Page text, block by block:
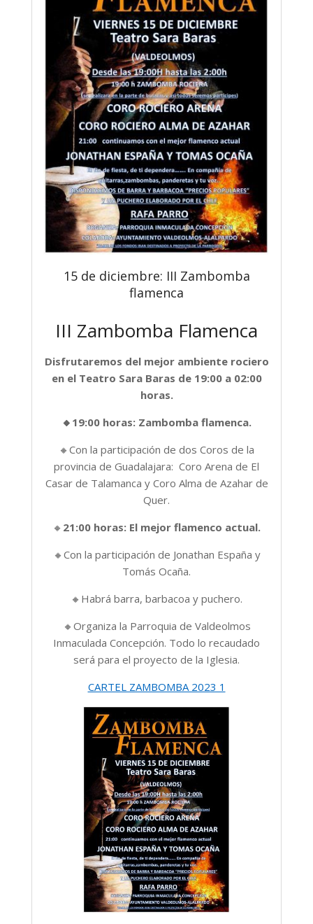
15 de diciembre: III Zambomba
flamenca
III Zambomba Flamenca
Disfrutaremos del mejor ambiente rociero
en el Teatro Sara Baras de 19:00 a 02:00
horas.
🔸19:00 horas: Zambomba flamenca.
🔸Con la participación de dos Coros de la
provincia de Guadalajara: Coro Arena de El
Casar de Talamanca y Coro Alma de Azahar de
Quer.
🔸 21:00 horas: El mejor flamenco actual.
🔸Con la participación de Jonathan España y
Tomás Ocaña.
🔸Habrá barra, barbacoa y puchero.
🔸Organiza la Parroquia de Valdeolmos
Inmaculada Concepción. Todo lo recaudado
será para el proyecto de la Iglesia.
CARTEL ZAMBOMBA 2023 1